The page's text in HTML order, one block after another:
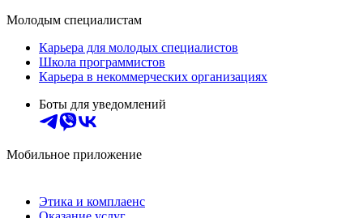
Молодым специалистам
Карьера для молодых специалистов
Школа программистов
Карьера в некоммерческих организациях
Боты для уведомлений
Мобильное приложение
Этика и комплаенс